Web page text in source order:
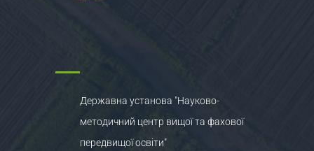
Державна установа "Науково-
методичний центр вищої та фахової
передвищої освіти"